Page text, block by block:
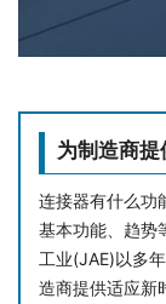
为制造商
连接器有什么功
基本功能、趋势
工业(JAE)以多
造商提供适应新